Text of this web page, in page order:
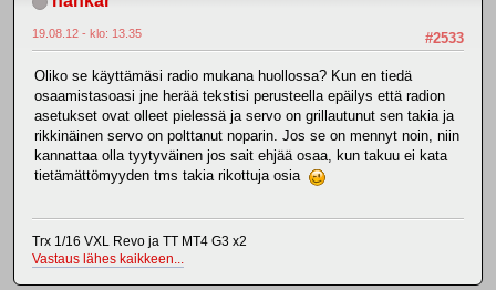
#2533
19.08.12 - klo: 13.35
Oliko se käyttämäsi radio mukana huollossa? Kun en tiedä
osaamistasoasi jne herää tekstisi perusteella epäilys että radion
asetukset ovat olleet pielessä ja servo on grillautunut sen takia ja
rikkinäinen servo on polttanut noparin. Jos se on mennyt noin, niin
kannattaa olla tyytyväinen jos sait ehjää osaa, kun takuu ei kata
tietämättömyyden tms takia rikottuja osia
Trx 1/16 VXL Revo ja TT MT4 G3 x2
Vastaus lähes kaikkeen...